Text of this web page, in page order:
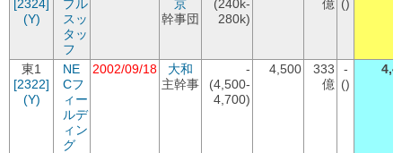
[2324]
(Y)
プル
スッ
タッ
フ
京
幹事団
(240k-
280k)
億 ()
東1
[2322]
(Y)
NE
Cフ
ィー
ルデ
ィン
グ
2002/09/18
大和
主幹事
-
(4,500-
4,700)
4,500
333
億
-
()